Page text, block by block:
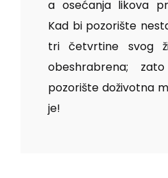
a osećanja likova
Kad bi pozorište
tri četvrtine svog
obeshrabrena;
pozorište doživotna
je!